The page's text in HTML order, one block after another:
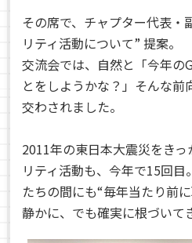
その席で、チャプター代表・
リティ活動について” 提案。
交流会では、自然と「今年の
とをしようかな？」そんな前
交わされました。
2011年の東日本大震災をき
リティ活動も、今年で15回
たちの間にも“毎年当たり前
静かに、でも確実に根づいて